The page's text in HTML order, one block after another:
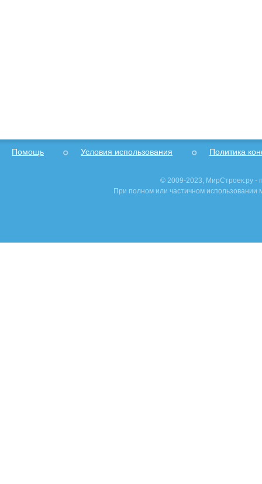
Помощь Условия использования Политика
© 2009-2023, МирСтроек.ру -
При полном или частичном использовании